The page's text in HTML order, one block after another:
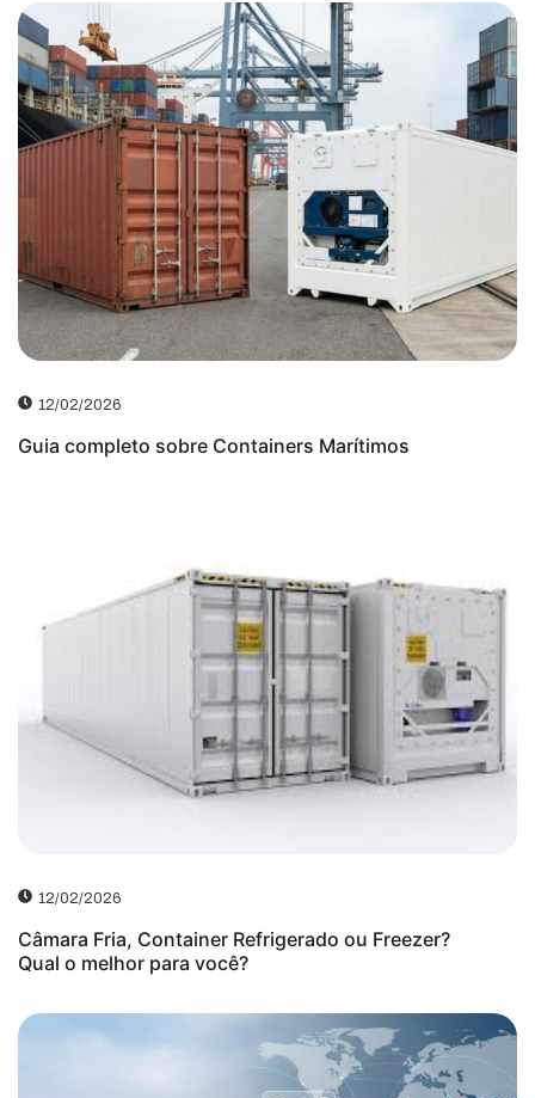
12/02/2026
Guia completo sobre Containers Marítimos
12/02/2026
Câmara Fria, Container Refrigerado ou Freezer?
Qual o melhor para você?